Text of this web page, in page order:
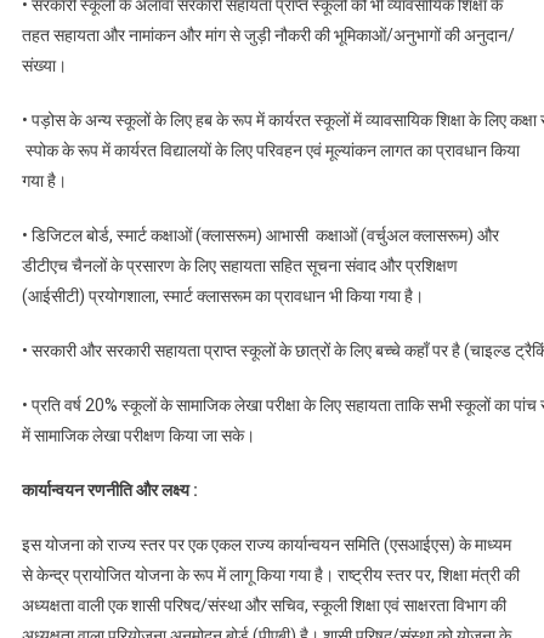
• सरकारी स्कूलों के अलावा सरकारी सहायता प्राप्त स्कूलों को भी व्यावसायिक शिक्षा के
तहत सहायता और नामांकन और मांग से जुड़ी नौकरी की भूमिकाओं/अनुभागों की अनुदान/
संख्या।
• पड़ोस के अन्य स्कूलों के लिए हब के रूप में कार्यरत स्कूलों में व्यावसायिक शिक्षा के लिए कक्षा
स्पोक के रूप में कार्यरत विद्यालयों के लिए परिवहन एवं मूल्यांकन लागत का प्रावधान किया
गया है।
• डिजिटल बोर्ड, स्मार्ट कक्षाओं (क्लासरूम) आभासी कक्षाओं (वर्चुअल क्लासरूम) और
डीटीएच चैनलों के प्रसारण के लिए सहायता सहित सूचना संवाद और प्रशिक्षण
(आईसीटी) प्रयोगशाला, स्मार्ट क्लासरूम का प्रावधान भी किया गया है।
• सरकारी और सरकारी सहायता प्राप्त स्कूलों के छात्रों के लिए बच्चे कहाँ पर है (चाइल्ड
• प्रति वर्ष 20% स्कूलों के सामाजिक लेखा परीक्षा के लिए सहायता ताकि सभी स्कूलों का
में सामाजिक लेखा परीक्षण किया जा सके।
कार्यान्वयन रणनीति और लक्ष्य :
इस योजना को राज्य स्तर पर एक एकल राज्य कार्यान्वयन समिति (एसआईएस) के माध्यम
से केन्द्र प्रायोजित योजना के रूप में लागू किया गया है। राष्ट्रीय स्तर पर, शिक्षा मंत्री की
अध्यक्षता वाली एक शासी परिषद/संस्था और सचिव, स्कूली शिक्षा एवं साक्षरता विभाग की